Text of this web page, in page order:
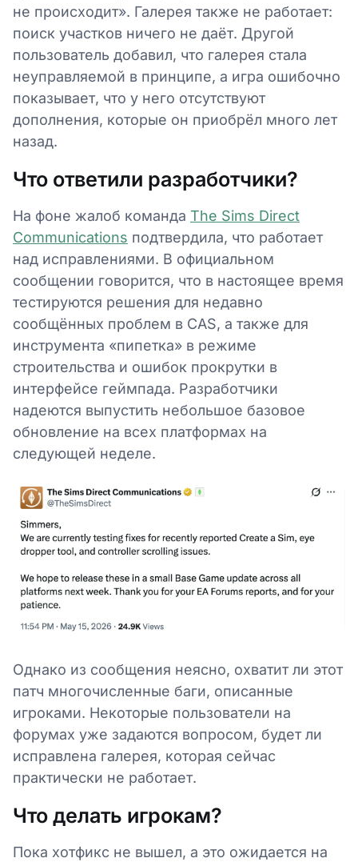
не происходит». Галерея также не работает:
поиск участков ничего не даёт. Другой
пользователь добавил, что галерея стала
неуправляемой в принципе, а игра ошибочно
показывает, что у него отсутствуют
дополнения, которые он приобрёл много лет
назад.
Что ответили разработчики?
На фоне жалоб команда The Sims Direct
Communications подтвердила, что работает
над исправлениями. В официальном
сообщении говорится, что в настоящее время
тестируются решения для недавно
сообщённых проблем в CAS, а также для
инструмента «пипетка» в режиме
строительства и ошибок прокрутки в
интерфейсе геймпада. Разработчики
надеются выпустить небольшое базовое
обновление на всех платформах на
следующей неделе.
Однако из сообщения неясно, охватит ли этот
патч многочисленные баги, описанные
игроками. Некоторые пользователи на
форумах уже задаются вопросом, будет ли
исправлена галерея, которая сейчас
практически не работает.
Что делать игрокам?
Пока хотфикс не вышел, а это ожидается на